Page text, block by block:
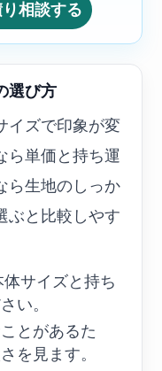
相談する
選び方
イズで印象が変
ら単価と持ち運
ら生地のしっか
ぶと比較しやす
サイズと持ち
い。
とがあるた
を見ます。